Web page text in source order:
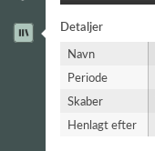
Detaljer
Navn
Periode
Skaber
Henlagt efter